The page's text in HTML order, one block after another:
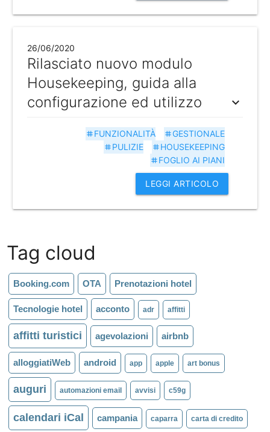
26/06/2020
Rilasciato nuovo modulo
Housekeeping, guida alla
configurazione ed utilizzo
expand_more
tag GESTIONALE
tag FUNZIONALITÀ
tag HOUSEKEEPING
tag PULIZIE
tag FOGLIO AI PIANI
LEGGI ARTICOLO
Tag cloud
Booking.com OTA Prenotazioni hotel
Tecnologie hotel acconto adr affitti
affitti turistici agevolazioni airbnb
alloggiatiWeb android app apple art bonus
auguri automazioni email avvisi c59g
calendari iCal campania caparra carta di credito